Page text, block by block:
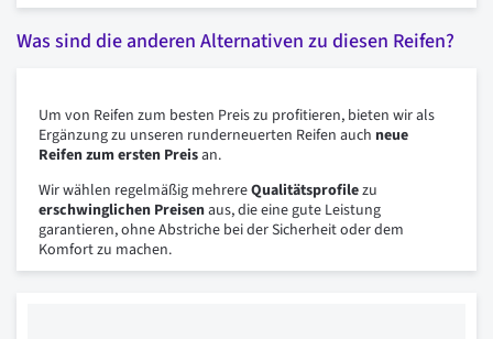
Was sind die anderen Alternativen zu diesen Reifen?
Um von Reifen zum besten Preis zu profitieren, bieten wir als
Ergänzung zu unseren runderneuerten Reifen auch neue
Reifen zum ersten Preisan.
Wir wählen regelmäßig mehrereQualitätsprofilezu
erschwinglichen Preisenaus, die eine gute Leistung
garantieren, ohne Abstriche bei der Sicherheit oder dem
Komfort zu machen.